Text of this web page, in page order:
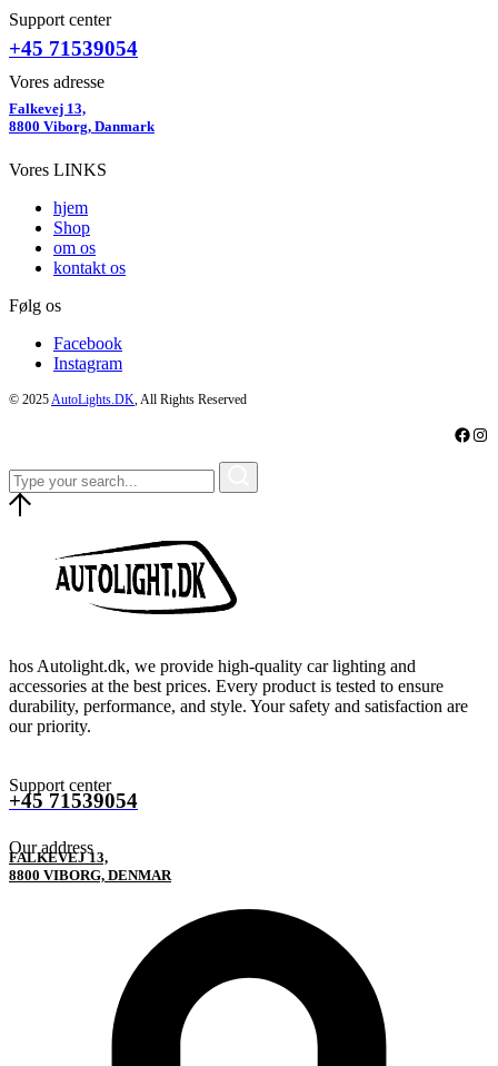
Support center
+45 71539054
Vores adresse
Falkevej 13,
8800 Viborg, Danmark
Vores LINKS
hjem
Shop
om os
kontakt os
Følg os
Facebook
Instagram
© 2025AutoLights.DK, All Rights Reserved
hos Autolight.dk, we provide high-quality car lighting and
accessories at the best prices. Every product is tested to ensure
durability, performance, and style. Your safety and satisfaction are
our priority.
Support center
+45 71539054
Our address
FALKEVEJ 13,
8800 VIBORG, DENMAR